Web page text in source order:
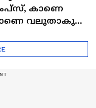
കാണെ
വലുതാകുന്ന
Movie|
Varghese Pepe